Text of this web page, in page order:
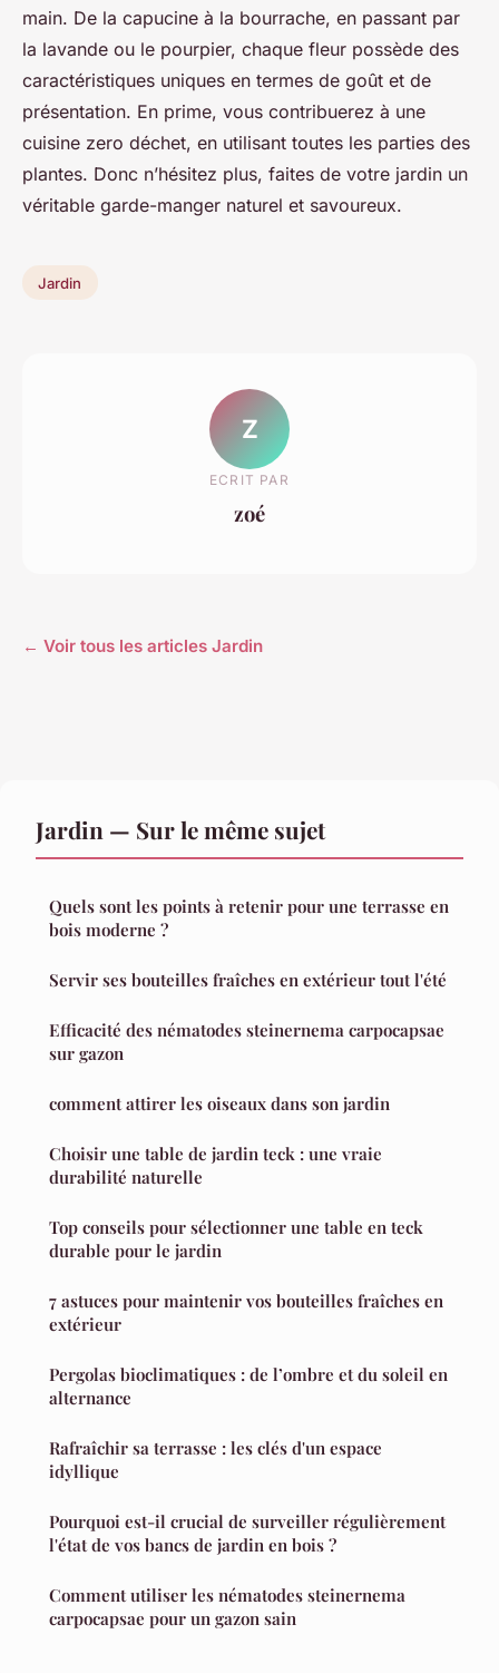
main. De la capucine à la bourrache, en passant par
la lavande ou le pourpier, chaque fleur possède des
caractéristiques uniques en termes de goût et de
présentation. En prime, vous contribuerez à une
cuisine zero déchet, en utilisant toutes les parties des
plantes. Donc n’hésitez plus, faites de votre jardin un
véritable garde-manger naturel et savoureux.
Jardin
Z
ECRIT PAR
zoé
← Voir tous les articles Jardin
Jardin — Sur le même sujet
Quels sont les points à retenir pour une terrasse en
bois moderne ?
Servir ses bouteilles fraîches en extérieur tout l'été
Efficacité des nématodes steinernema carpocapsae
sur gazon
comment attirer les oiseaux dans son jardin
Choisir une table de jardin teck : une vraie
durabilité naturelle
Top conseils pour sélectionner une table en teck
durable pour le jardin
7 astuces pour maintenir vos bouteilles fraîches en
extérieur
Pergolas bioclimatiques : de l’ombre et du soleil en
alternance
Rafraîchir sa terrasse : les clés d'un espace
idyllique
Pourquoi est-il crucial de surveiller régulièrement
l'état de vos bancs de jardin en bois ?
Comment utiliser les nématodes steinernema
carpocapsae pour un gazon sain